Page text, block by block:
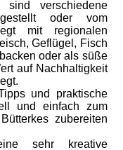
sind verschiedene
oder vom
mit regionalen
Geflügel, Fisch
oder als süße
auf Nachhaltigkeit
und praktische
und einfach zum
zubereiten
sehr kreative